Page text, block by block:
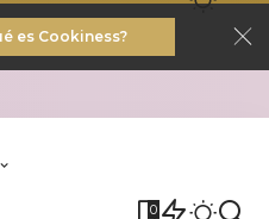
es Cookiness?
0